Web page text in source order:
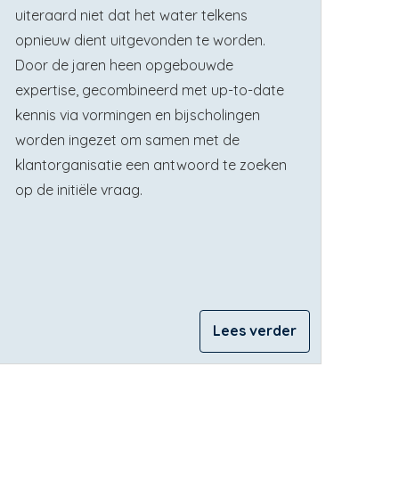
uiteraard niet dat het water telkens
opnieuw dient uitgevonden te worden.
Door de jaren heen opgebouwde
expertise, gecombineerd met up-to-date
kennis via vormingen en bijscholingen
worden ingezet om samen met de
klantorganisatie een antwoord te zoeken
op de initiële vraag.
Lees verder